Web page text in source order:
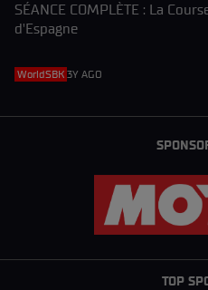
SÉANCE COMPLÈTE : La
d'Espagne
WorldSBK 3Y AGO
TOP